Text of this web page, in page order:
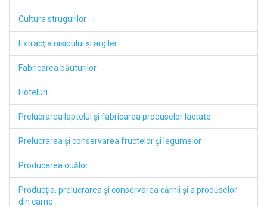
Cultura strugurilor
Extracţia nisipului şi argilei
Fabricarea băuturilor
Hoteluri
Prelucrarea laptelui şi fabricarea produselor lactate
Prelucrarea şi conservarea fructelor şi legumelor
Producerea ouălor
Producţia, prelucrarea şi conservarea cărnii şi a produselor
din carne